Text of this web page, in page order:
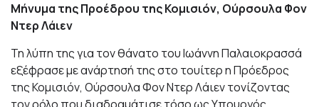
Μήνυμα της Προέδρου της Κομισιόν, Ούρσουλα Φον
Ντερ Λάιεν
Τη λύπη της για τον θάνατο του Ιωάννη Παλαιοκρασσά
εξέφρασε με ανάρτησή της στο τουίτερ η Πρόεδρος
της Κομισιόν, Ούρσουλα Φον Ντερ Λάιεν τονίζοντας